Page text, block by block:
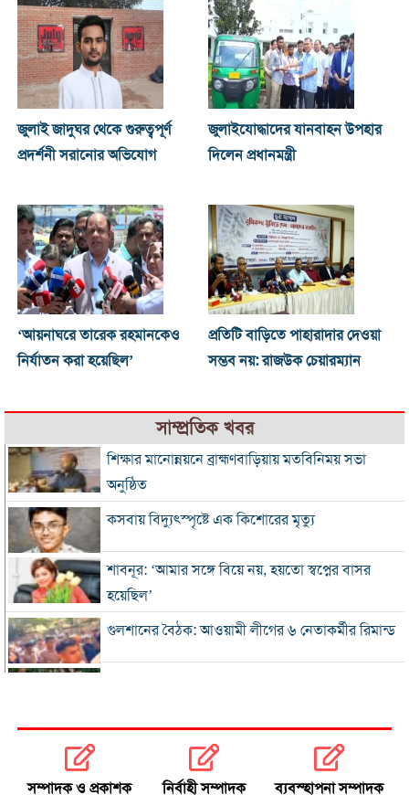
জুলাই জাদুঘর থেকে গুরুত্বপূর্ণ
প্রদর্শনী সরানোর অভিযোগ
জুলাইযোদ্ধাদের যানবাহন উপহার
দিলেন প্রধানমন্ত্রী
‘আয়নাঘরে তারেক রহমানকেও
নির্যাতন করা হয়েছিল’
প্রতিটি বাড়িতে পাহারাদার দেওয়া
সম্ভব নয়: রাজউক চেয়ারম্যান
সাম্প্রতিক খবর
শিক্ষার মানোন্নয়নে ব্রাহ্মণবাড়িয়ায় মতবিনিময় সভা
অনুষ্ঠিত
কসবায় বিদ্যুৎস্পৃষ্টে এক কিশোরের মৃত্যু
শাবনূর: ‘আমার সঙ্গে বিয়ে নয়, হয়তো স্বপ্নের বাসর
হয়েছিল’
গুলশানের বৈঠক: আওয়ামী লীগের ৬ নেতাকর্মীর রিমান্ড
গ্যাস-বিদ্যুৎ সংকটে শিল্প, ঋণের সুদ মওকুফ চায়
সম্পাদক ও প্রকাশক নির্বাহী সম্পাদক ব্যবস্হাপনা সম্পাদক